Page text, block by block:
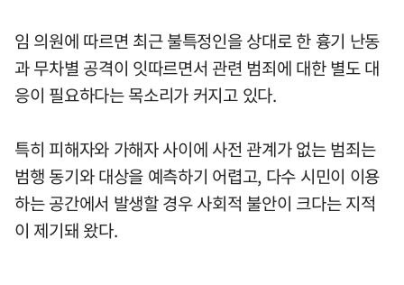
임 의원에 따르면 최근 불특정인을 상대로 한 흉기 난동
과 무차별 공격이 잇따르면서 관련 범죄에 대한 별도 대
응이 필요하다는 목소리가 커지고 있다.
특히 피해자와 가해자 사이에 사전 관계가 없는 범죄는
범행 동기와 대상을 예측하기 어렵고, 다수 시민이 이용
하는 공간에서 발생할 경우 사회적 불안이 크다는 지적
이 제기돼 왔다.